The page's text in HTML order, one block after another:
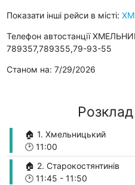
Показати інші рейси в місті:
Телефон автостанції
789357,789355,79-93-55
Станом на: 7/29/2026
🏠 1. Хмельницький
🕑11:00
🏠 2. Старокостянтинів
🕑11:45 - 11:50